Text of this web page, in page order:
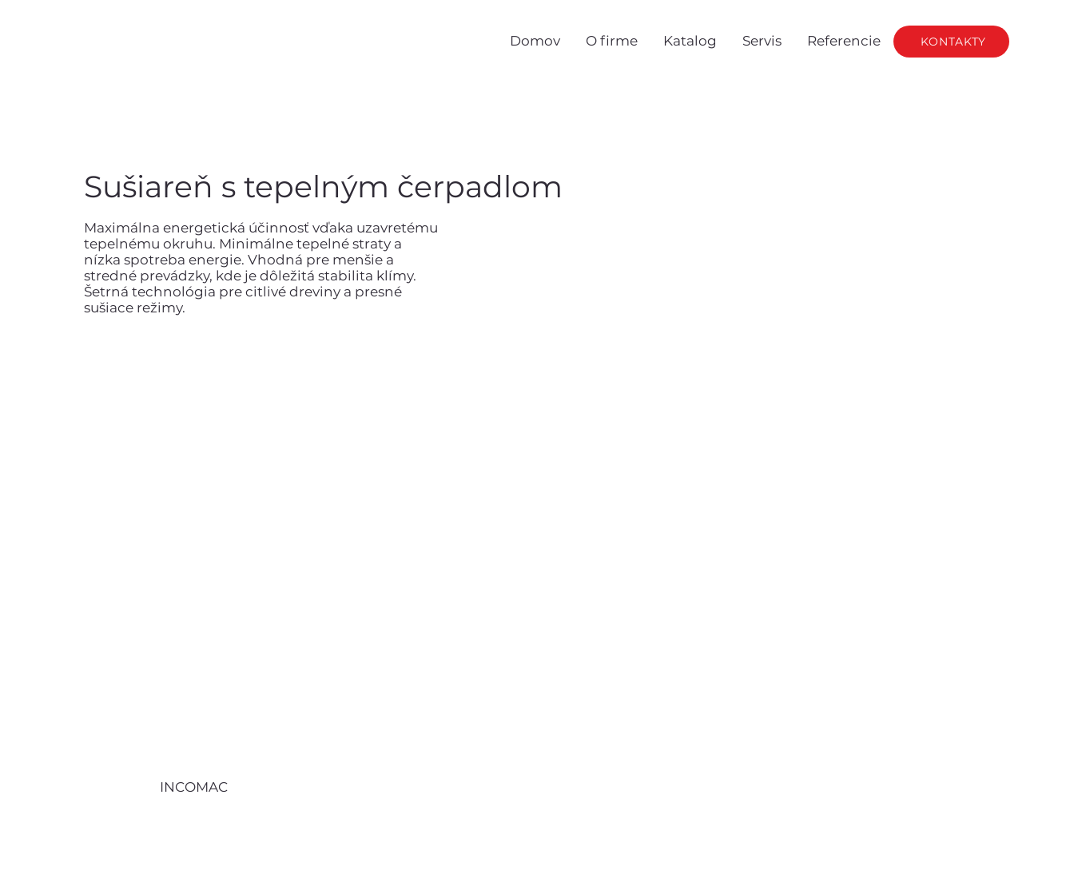
Domov O firme Katalog Servis Referencie KONTAKTY
Sušiareň s tepelným čerpadlom
Maximálna energetická účinnosť vďaka uzavretému
tepelnému okruhu. Minimálne tepelné straty a
nízka spotreba energie. Vhodná pre menšie a
stredné prevádzky, kde je dôležitá stabilita klímy.
Šetrná technológia pre citlivé dreviny a presné
sušiace režimy.
INCOMAC